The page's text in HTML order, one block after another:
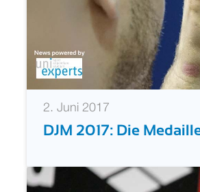
2. Juni 2017
DJM 2017: Die